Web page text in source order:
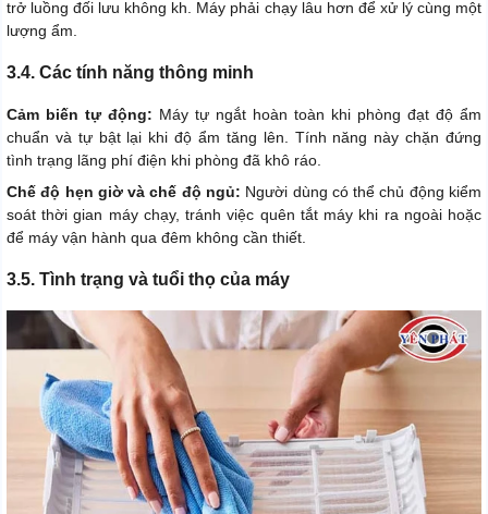
trở luồng đối lưu không kh. Máy phải chạy lâu hơn để xử lý cùng một
lượng ẩm.
3.4. Các tính năng thông minh
Cảm biến tự động: Máy tự ngắt hoàn toàn khi phòng đạt độ ẩm
chuẩn và tự bật lại khi độ ẩm tăng lên. Tính năng này chặn đứng
tình trạng lãng phí điện khi phòng đã khô ráo.
Chế độ hẹn giờ và chế độ ngủ: Người dùng có thể chủ động kiểm
soát thời gian máy chạy, tránh việc quên tắt máy khi ra ngoài hoặc
để máy vận hành qua đêm không cần thiết.
3.5. Tình trạng và tuổi thọ của máy